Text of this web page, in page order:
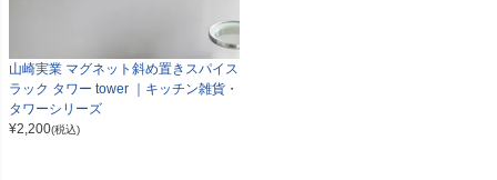
山崎実業 マグネット斜め置きスパイス
ラック タワー tower ｜キッチン雑貨・
タワーシリーズ
¥2,200(税込)